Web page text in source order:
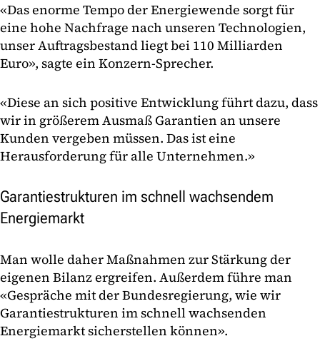
«Das enorme Tempo der Energiewende sorgt für
eine hohe Nachfrage nach unseren Technologien,
unser Auftragsbestand liegt bei 110 Milliarden
Euro», sagte ein Konzern-Sprecher.
«Diese an sich positive Entwicklung führt dazu, dass
wir in größerem Ausmaß Garantien an unsere
Kunden vergeben müssen. Das ist eine
Herausforderung für alle Unternehmen.»
Garantiestrukturen im schnell wachsendem
Energiemarkt
Man wolle daher Maßnahmen zur Stärkung der
eigenen Bilanz ergreifen. Außerdem führe man
«Gespräche mit der Bundesregierung, wie wir
Garantiestrukturen im schnell wachsenden
Energiemarkt sicherstellen können».